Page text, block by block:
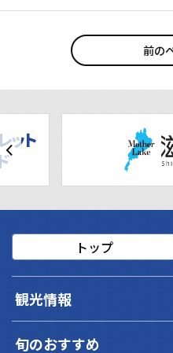
前の
トップ
観光情報
旬のおすすめ